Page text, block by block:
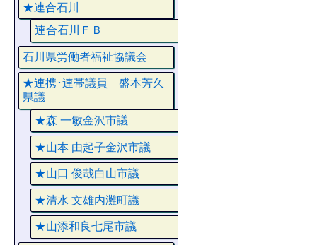
★連合石川
連合石川ＦＢ
石川県労働者福祉協議会
★連携･連帯議員 盛本芳久
県議
★森 一敏金沢市議
★山本 由起子金沢市議
★山口 俊哉白山市議
★清水 文雄内灘町議
★山添和良七尾市議